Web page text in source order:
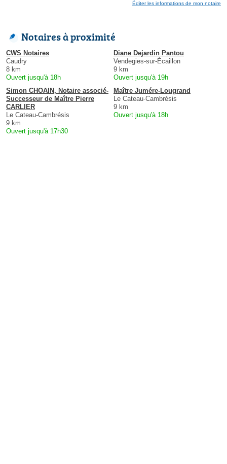
Éditer les informations de mon notaire
Notaires à proximité
CWS Notaires
Caudry
8 km
Ouvert jusqu'à 18h
Diane Dejardin Pantou
Vendegies-sur-Écaillon
9 km
Ouvert jusqu'à 19h
Simon CHOAIN, Notaire associé-
Successeur de Maître Pierre
CARLIER
Le Cateau-Cambrésis
9 km
Ouvert jusqu'à 17h30
Maître Jumére-Lougrand
Le Cateau-Cambrésis
9 km
Ouvert jusqu'à 18h